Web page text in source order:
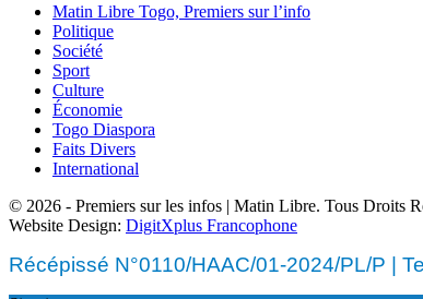
Matin Libre Togo, Premiers sur l’info
Politique
Société
Sport
Culture
Économie
Togo Diaspora
Faits Divers
International
© 2026 - Premiers sur les infos | Matin Libre. Tous Droits
Website Design: DigitXplus Francophone
Récépissé N°0110/HAAC/01-2024/PL/P |